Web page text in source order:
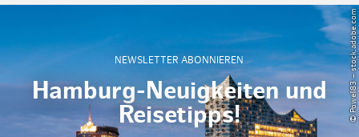
NEWSLETTER ABONNIEREN
Hamburg-Neuigkeiten und
Reisetipps!
© Powell83 – stock.adobe.com